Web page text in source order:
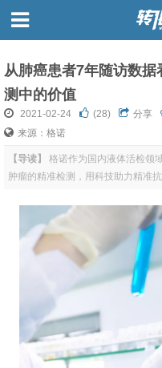
从肺癌患者7年随访数
测中的价值
2021-02-24 (28) 分享
来源：格诺
【导读】
格诺作为国内液体活检领
肿瘤的精准检测，用科技助力精准抗